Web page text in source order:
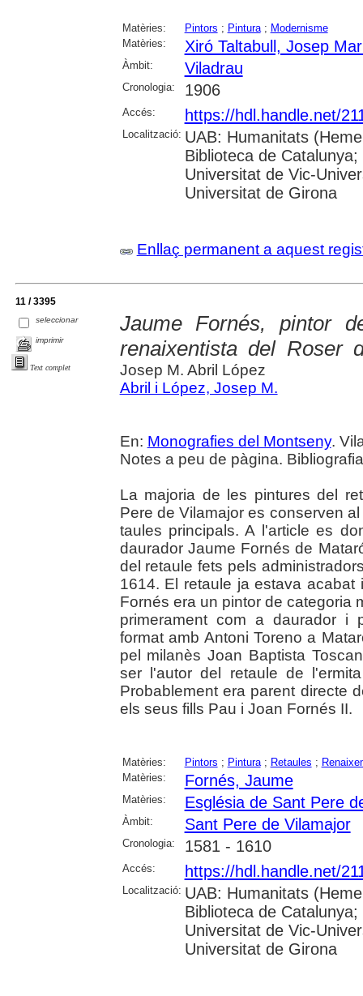
Matèries: Pintors ; Pintura; Modernisme
Matèries:
Xiró Taltabull, Josep
Àmbit: Viladrau
Cronologia: 1906
Accés: https://hdl.handle.net/
Localització: UAB: Humanitats
Biblioteca de
Universitat de Vic-
Universitat de Girona
Enllaç permanent a aquest
11 / 3395
seleccionar
imprimir
Text complet
Jaume Fornés, pintor
renaixentista del Roser
Josep M. Abril López
Abril i López, Josep M.
En: Monografies del Montseny.
Notes a peu de pàgina.
La majoria de les pintures del
Pere de Vilamajor es conserven
taules principals. A l'article es
daurador Jaume Fornés de
del retaule fets pels
1614. El retaule ja estava acabat
Fornés era un pintor de categoria
primerament com a daurador i
format amb Antoni Toreno a
pel milanès Joan Baptista
ser l'autor del retaule de
Probablement era parent directe
els seus fills Pau i Joan Fornés II.
Matèries: Pintors ; Pintura; Retaules ;
Matèries:
Fornés, Jaume
Matèries: Església de Sant Pere
Àmbit: Sant Pere de Vilamajor
Cronologia: 1581 - 1610
Accés: https://hdl.handle.net/
Localització: UAB: Humanitats
Biblioteca de
Universitat de Vic-
Universitat de Girona